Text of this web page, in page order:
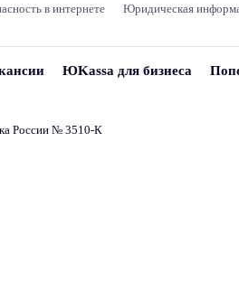
в интернете Юридическая
ЮKassa для бизнеса
России № 3510‑К